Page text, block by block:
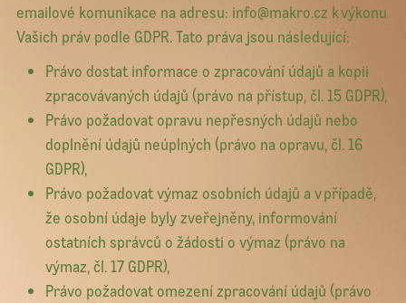
emailové komunikace na adresu: info@makro.cz k výkonu
Vašich práv podle GDPR. Tato práva jsou následující:
Právo dostat informace o zpracování údajů a kopii
zpracovávaných údajů (právo na přístup, čl. 15 GDPR),
Právo požadovat opravu nepřesných údajů nebo
doplnění údajů neúplných (právo na opravu, čl. 16
GDPR),
Právo požadovat výmaz osobních údajů a v případě,
že osobní údaje byly zveřejněny, informování
ostatních správců o žádosti o výmaz (právo na
výmaz, čl. 17 GDPR),
Právo požadovat omezení zpracování údajů (právo